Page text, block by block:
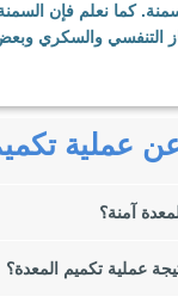
كما نعلم فإن
التنفسي والسكري
يعانون من زيادة الوزن
العوامل والأسباب ، من
من زيادة الوزن
عملية
آمنة؟
عملية تكميم المعدة؟